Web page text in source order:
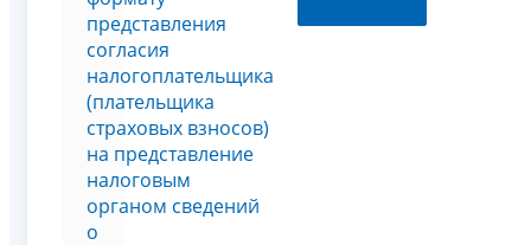
представления
согласия
налогоплательщика
(плательщика
страховых взносов)
на представление
налоговым
органом сведений
о